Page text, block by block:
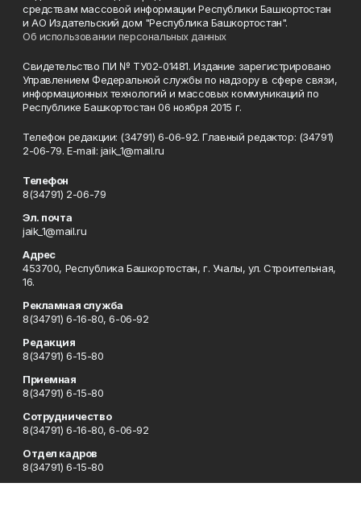
средствам массовой информации Республики Башкортостан
и АО Издательский дом "Республика Башкортостан".
Об использовании персональных данных
Свидетельство ПИ № ТУ02-01481. Издание зарегистрировано
Управлением Федеральной службы по надзору в сфере связи,
информационных технологий и массовых коммуникаций по
Республике Башкортостан 06 ноября 2015 г.
Телефон редакции: (34791) 6-06-92. Главный редактор: (34791)
2-06-79. Е-mаil: jaik_1@mail.ru
Телефон
8(34791) 2-06-79
Эл. почта
jaik_1@mail.ru
Адрес
453700, Республика Башкортостан, г. Учалы, ул. Строительная,
16.
Рекламная служба
8(34791) 6-16-80, 6-06-92
Редакция
8(34791) 6-15-80
Приемная
8(34791) 6-15-80
Сотрудничество
8(34791) 6-16-80, 6-06-92
Отдел кадров
8(34791) 6-15-80